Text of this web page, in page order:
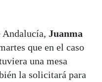
Andalucía, Juanma
que en el caso
una mesa
la solicitará para